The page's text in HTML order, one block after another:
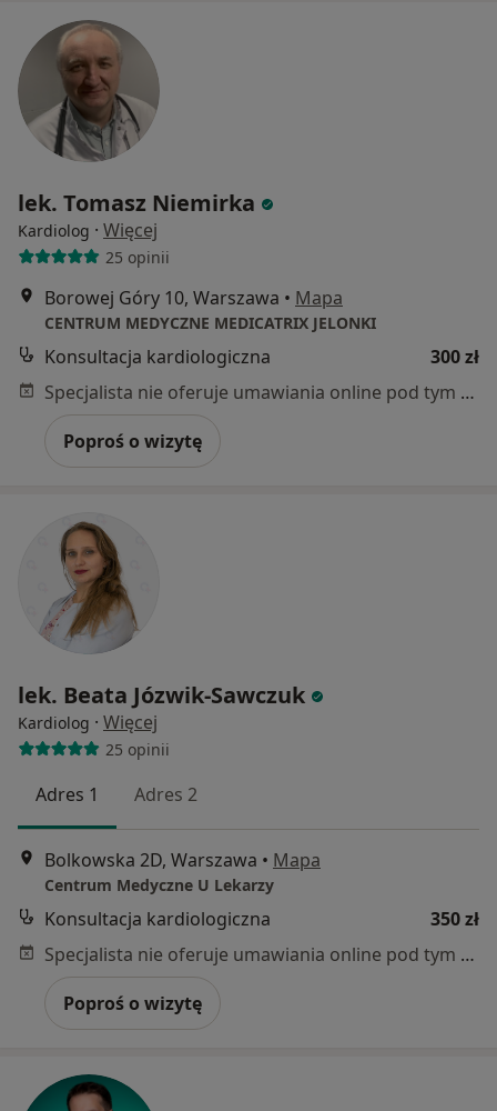
lek. Tomasz Niemirka
Kardiolog · Więcej
25 opinii
Borowej Góry 10, Warszawa • Mapa
CENTRUM MEDYCZNE MEDICATRIX JELONKI
Konsultacja kardiologiczna
300 zł
Specjalista nie oferuje umawiania online pod tym adresem.
Poproś o wizytę
lek. Beata Józwik-Sawczuk
Kardiolog · Więcej
25 opinii
Adres 1 Adres 2
Bolkowska 2D, Warszawa • Mapa
Centrum Medyczne U Lekarzy
Konsultacja kardiologiczna
350 zł
Specjalista nie oferuje umawiania online pod tym adresem.
Poproś o wizytę